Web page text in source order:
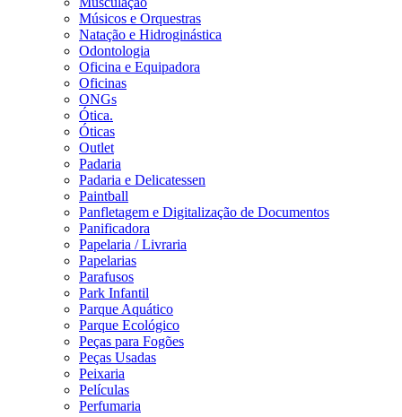
Músicos e Orquestras
Natação e Hidroginástica
Odontologia
Oficina e Equipadora
Oficinas
ONGs
Ótica.
Óticas
Outlet
Padaria
Padaria e Delicatessen
Paintball
Panfletagem e Digitalização de Documentos
Panificadora
Papelaria / Livraria
Papelarias
Parafusos
Park Infantil
Parque Aquático
Parque Ecológico
Peças para Fogões
Peças Usadas
Peixaria
Películas
Perfumaria